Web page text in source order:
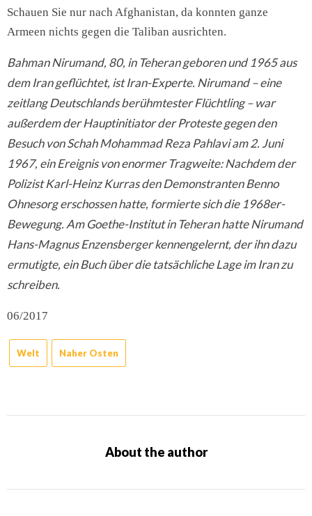
Schauen Sie nur nach Afghanistan, da konnten ganze
Armeen nichts gegen die Taliban ausrichten.
Bahman Nirumand, 80, in Teheran geboren und 1965 aus
dem Iran geflüchtet, ist Iran-Experte. Nirumand – eine
zeitlang Deutschlands berühmtester Flüchtling – war
außerdem der Hauptinitiator der Proteste gegen den
Besuch von Schah Mohammad Reza Pahlavi am 2. Juni
1967, ein Ereignis von enormer Tragweite: Nachdem der
Polizist Karl-Heinz Kurras den Demonstranten Benno
Ohnesorg erschossen hatte, formierte sich die 1968er-
Bewegung. Am Goethe-Institut in Teheran hatte Nirumand
Hans-Magnus Enzensberger kennengelernt, der ihn dazu
ermutigte, ein Buch über die tatsächliche Lage im Iran zu
schreiben.
06/2017
Welt Naher Osten
About the author